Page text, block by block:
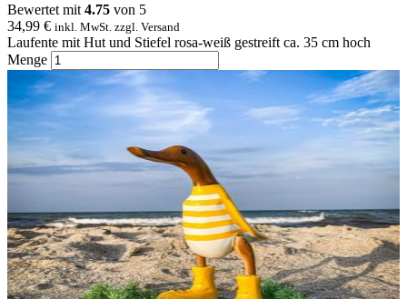
Bewertet mit 4.75 von 5
34,99 € inkl. MwSt. zzgl. Versand
Laufente mit Hut und Stiefel rosa-weiß gestreift ca. 35 cm hoch
Menge